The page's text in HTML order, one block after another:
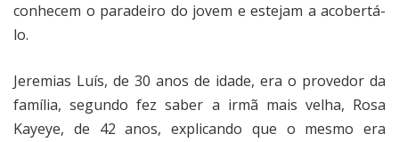
conhecem o paradeiro do jovem e estejam a acobertá-
lo.
Jeremias Luís, de 30 anos de idade, era o provedor da
família, segundo fez saber a irmã mais velha, Rosa
Kayeye, de 42 anos, explicando que o mesmo era